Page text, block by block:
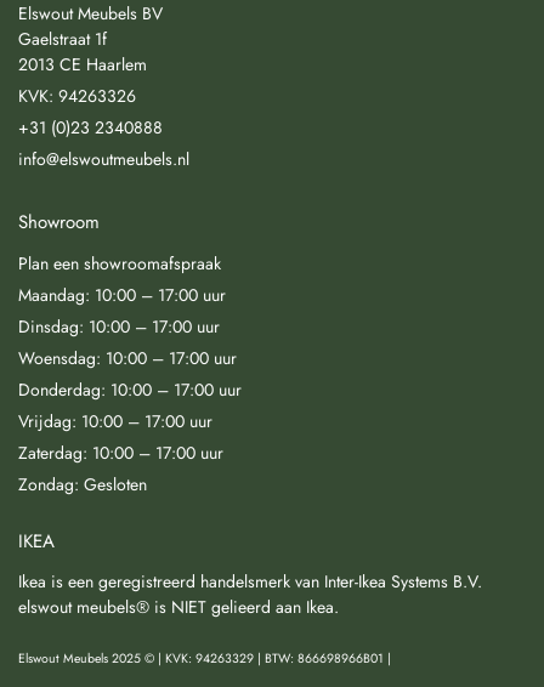
Elswout Meubels BV
Gaelstraat 1f
2013 CE Haarlem
KVK: 94263326
+31 (0)23 2340888
info@elswoutmeubels.nl
Showroom
Plan een showroomafspraak
Maandag: 10:00 – 17:00 uur
Dinsdag: 10:00 – 17:00 uur
Woensdag: 10:00 – 17:00 uur
Donderdag: 10:00 – 17:00 uur
Vrijdag: 10:00 – 17:00 uur
Zaterdag: 10:00 – 17:00 uur
Zondag: Gesloten
IKEA
Ikea is een geregistreerd handelsmerk van Inter-Ikea Systems B.V.
elswout meubels® is NIET gelieerd aan Ikea.
Elswout Meubels 2025 © | KVK: 94263329 | BTW: 866698966B01 |